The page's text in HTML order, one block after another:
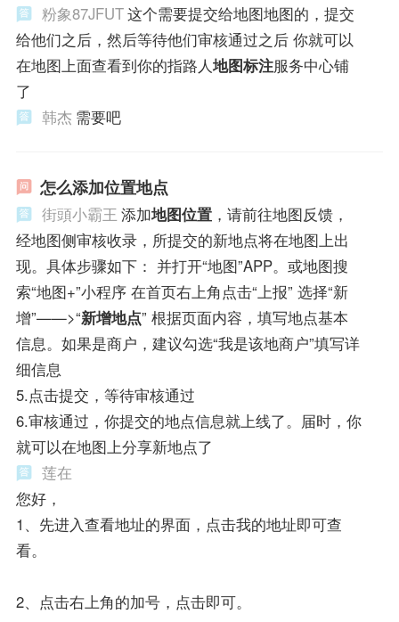
粉象87JFUT这个需要提交给地图地图的，提交
给他们之后，然后等待他们审核通过之后 你就可以
在地图上面查看到你的指路人地图标注服务中心铺
了
韩杰 需要吧
怎么添加位置地点
街頭小霸王 添加地图位置，请前往地图反馈，
经地图侧审核收录，所提交的新地点将在地图上出
现。具体步骤如下： 并打开“地图”APP。或地图搜
索“地图+”小程序 在首页右上角点击“上报” 选择“新
增”——>“新增地点” 根据页面内容，填写地点基本
信息。如果是商户，建议勾选“我是该地商户”填写详
细信息
5.点击提交，等待审核通过
6.审核通过，你提交的地点信息就上线了。届时，你
就可以在地图上分享新地点了
莲在
您好，
1、先进入查看地址的界面，点击我的地址即可查
看。
2、点击右上角的加号，点击即可。